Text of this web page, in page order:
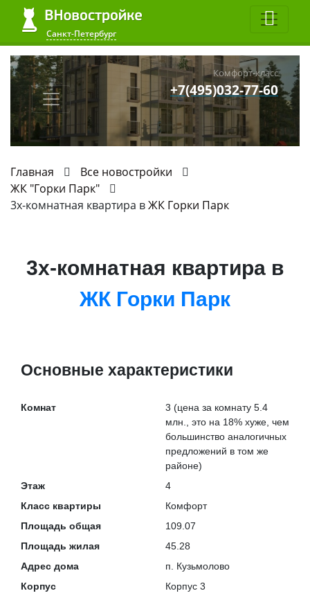
Санкт-Петербург
Комфорт-класс
+7(495)032-77-60
Главная
Все новостройки
ЖК "Горки Парк"
3х-комнатная квартира вЖК Горки Парк
3х-комнатная квартира в
ЖК Горки Парк
Основные характеристики
Комнат 3 (цена за комнату 5.4
млн., это на 18% хуже , чем
большинство аналогичных
предложений в том же
районе)
Этаж
4
Класс квартиры
Комфорт
Площадь общая
109.07
Площадь жилая
45.28
Адрес дома
п. Кузьмолово
Корпус
Корпус 3